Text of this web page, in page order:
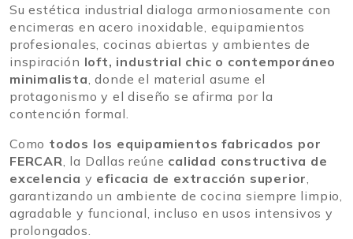
Su estética industrial dialoga armoniosamente con
encimeras en acero inoxidable, equipamientos
profesionales, cocinas abiertas y ambientes de
inspiración loft, industrial chic o contemporáneo
minimalista , donde el material asume el
protagonismo y el diseño se afirma por la
contención formal.
Como todos los equipamientos fabricados por
FERCAR , la Dallas reúne calidad constructiva de
excelencia y eficacia de extracción superior
garantizando un ambiente de cocina siempre limpio,
agradable y funcional, incluso en usos intensivos y
prolongados.